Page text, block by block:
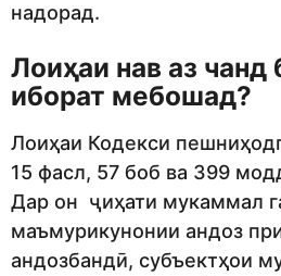
надорад.
Лоиҳаи нав аз чанд
иборат мебошад?
Лоиҳаи Кодекси
15 фасл, 57 боб ва 399
Дар он ҷиҳати мукаммал
маъмурикунонии андоз
андозбандӣ, субъектҳои